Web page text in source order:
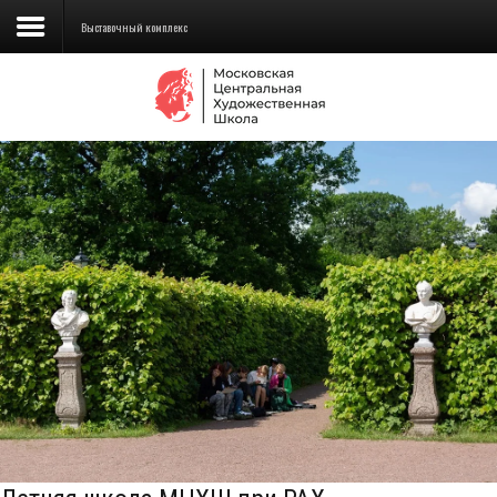
Сведения об образовательной
Школа
Училище
Детская Художественная школа
Поступающим
Подготовка
Образование
Доп. образование
Выставочный комплекс